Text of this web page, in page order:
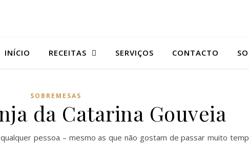
INÍCIO RECEITAS SERVIÇOS CONTACTO
SOBREMESAS
da Catarina Gouveia
pessoa – mesmo as que não gostam de passar muito